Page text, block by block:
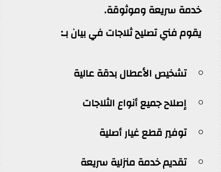
خدمة سريعة وموثوقة.
يقوم فني تصليح ثلاجات في بيان بـ:
تشخيص الأعطال بدقة عالية
إصلاح جميع أنواع الثلاجات
توفير قطع غيار أصلية
تقديم خدمة منزلية سريعة